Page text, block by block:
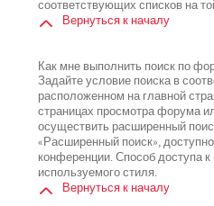
соответствующих списков на
Вернуться к началу
Как мне выполнить поиск по
Задайте условие поиска в
расположенном на главной
страницах просмотра форума
осуществить расширенный
«Расширенный поиск»,
конференции. Способ доступа
используемого стиля.
Вернуться к началу